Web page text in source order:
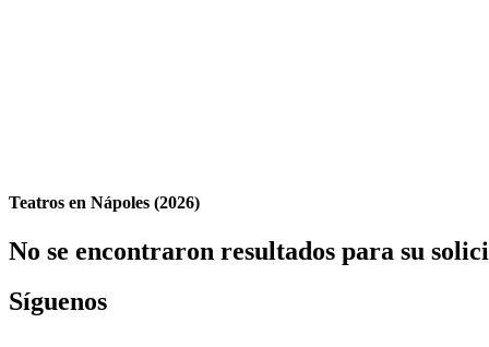
Teatros en Nápoles (2026)
No se encontraron resultados para su
Síguenos